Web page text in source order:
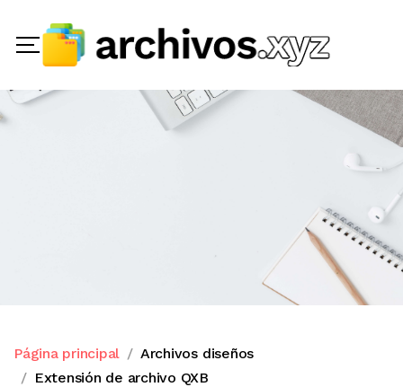
Página principal
Archivos diseños
Extensión de archivo QXB